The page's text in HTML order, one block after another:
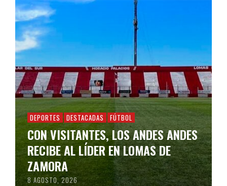
DEPORTES DESTACADAS FÚTBOL
CON VISITANTES, LOS ANDES ANDES
RECIBE AL LÍDER EN LOMAS DE
ZAMORA
8 AGOSTO, 2026